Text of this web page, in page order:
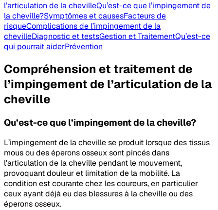
l’articulation de la chevilleQu’est-ce que l’impingement de
la cheville?Symptômes et causesFacteurs de
risqueComplications de l’impingement de la
chevilleDiagnostic et testsGestion et TraitementQu’est-ce
qui pourrait aiderPrévention
Compréhension et traitement de
l’impingement de l’articulation de la
cheville
Qu’est-ce que l’impingement de la cheville?
L’impingement de la cheville se produit lorsque des tissus
mous ou des éperons osseux sont pincés dans
l’articulation de la cheville pendant le mouvement,
provoquant douleur et limitation de la mobilité. La
condition est courante chez les coureurs, en particulier
ceux ayant déjà eu des blessures à la cheville ou des
éperons osseux.